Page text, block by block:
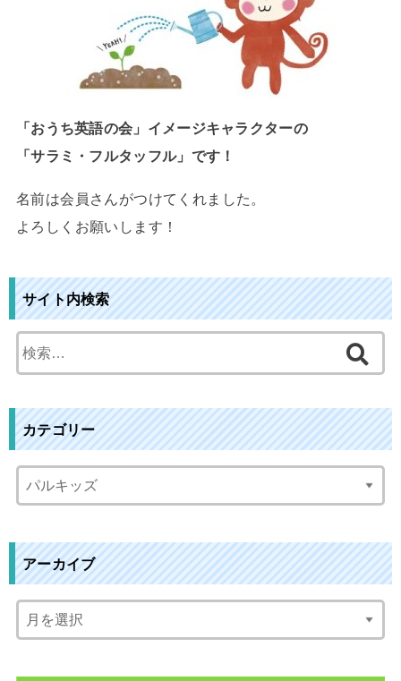
「おうち英語の会」イメージキャラクターの
「サラミ・フルタッフル」です！
名前は会員さんがつけてくれました。
よろしくお願いします！
サイト内検索
索
カテゴリー
アーカイブ